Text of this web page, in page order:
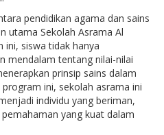
pendidikan agama dan sains
utama Sekolah Asrama Al
ini, siswa tidak hanya
mendalam tentang nilai-nilai
prinsip sains dalam
ini, sekolah asrama ini
individu yang beriman,
yang kuat dalam